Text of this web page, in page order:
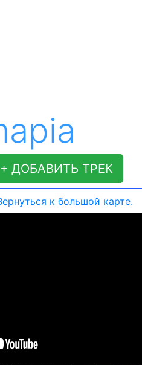
+ ДОБАВИТЬ ТРЕК
к большой карте.